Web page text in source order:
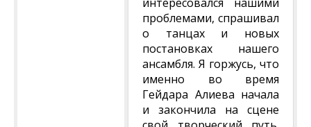
проблемами, спрашивал
о танцах и новых
постановках нашего
ансамбля. Я горжусь, что
именно во время
Гейдара Алиева начала
и закончила на сцене